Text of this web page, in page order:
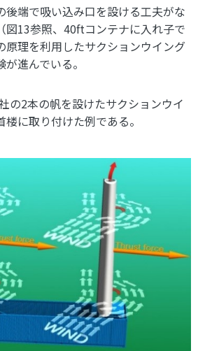
後端で吸い込み口を設ける工夫がな
図13参照、40ftコンテナに入れ子で
原理を利用したサクションウイング
進んでいる。
の2本の帆を設けたサクションウイ
に取り付けた例である。